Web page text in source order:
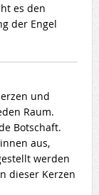
es den
der Engel
und
Raum.
Botschaft.
aus,
werden
dieser Kerzen